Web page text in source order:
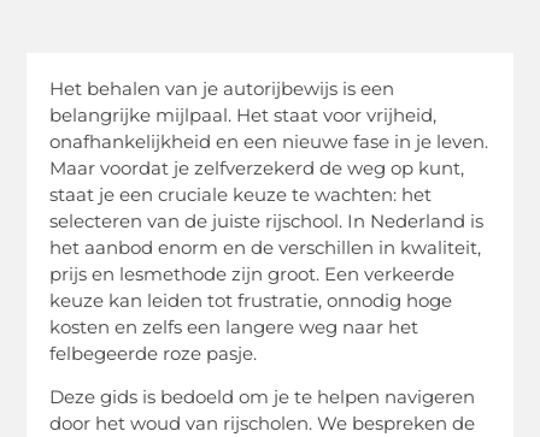
Het behalen van je autorijbewijs is een
belangrijke mijlpaal. Het staat voor vrijheid,
onafhankelijkheid en een nieuwe fase in je leven.
Maar voordat je zelfverzekerd de weg op kunt,
staat je een cruciale keuze te wachten: het
selecteren van de juiste rijschool. In Nederland is
het aanbod enorm en de verschillen in kwaliteit,
prijs en lesmethode zijn groot. Een verkeerde
keuze kan leiden tot frustratie, onnodig hoge
kosten en zelfs een langere weg naar het
felbegeerde roze pasje.
Deze gids is bedoeld om je te helpen navigeren
door het woud van rijscholen. We bespreken de